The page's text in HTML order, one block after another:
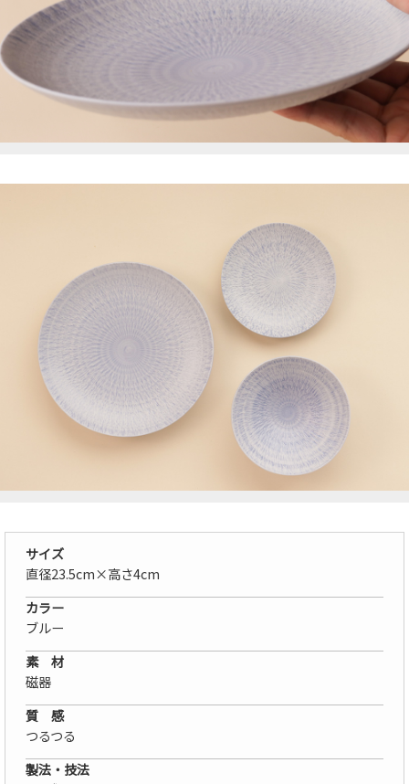
サイズ
直径23.5cm×高さ4cm
カラー
ブルー
素 材
磁器
質 感
つるつる
製法・技法